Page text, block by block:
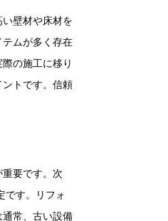
壁材や床材を
ムが多く存在
の施工に移り
トです。信頼
要です。次
です。リフォ
常、古い設備